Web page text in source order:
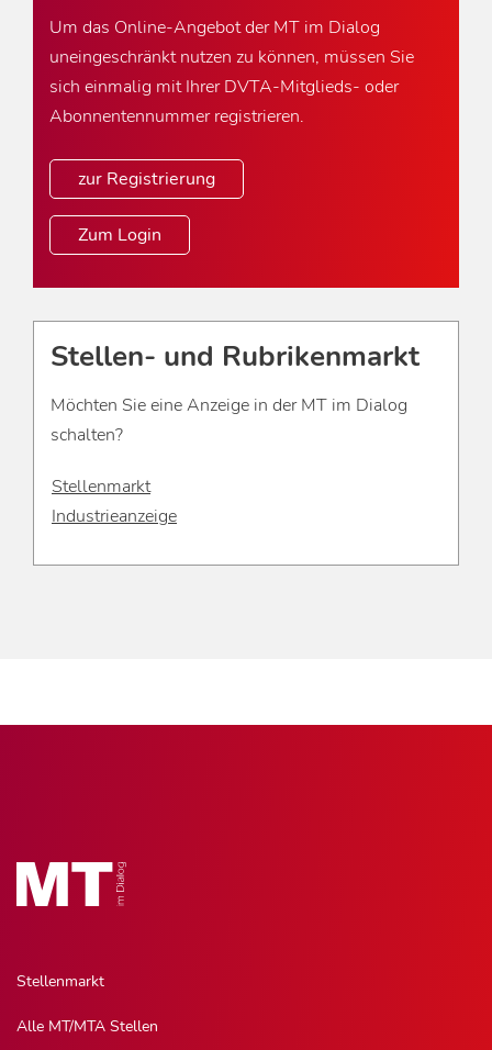
Um das Online-Angebot der MT im Dialog
uneingeschränkt nutzen zu können, müssen Sie
sich einmalig mit Ihrer DVTA-Mitglieds- oder
Abonnentennummer registrieren.
zur Registrierung
Zum Login
Stellen- und Rubrikenmarkt
Möchten Sie eine Anzeige in der MT im Dialog
schalten?
Stellenmarkt
Industrieanzeige
Stellenmarkt
Alle MT/MTA Stellen